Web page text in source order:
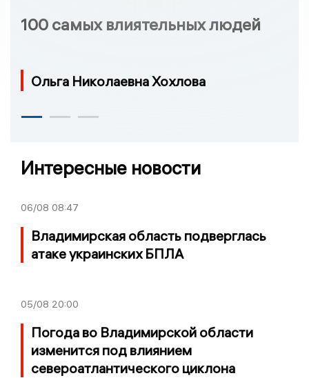
100 самых влиятельных людей
Ольга Николаевна Хохлова
Интересные новости
06/08 08:47
Владимирская область подверглась
атаке украинских БПЛА
05/08 20:00
Погода во Владимирской области
изменится под влиянием
североатлантического циклона